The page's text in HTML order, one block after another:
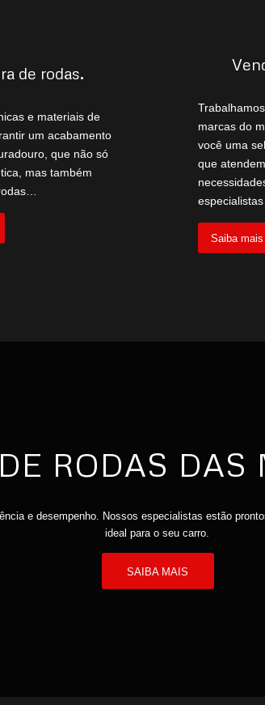
de rodas.
e materiais de
um acabamento
que não só
mas também
marcas do
você uma
que
Saiba mais
RODAS DAS
e desempenho. Nossos especialistas estão
ideal para o seu carro.
SAIBA MAIS